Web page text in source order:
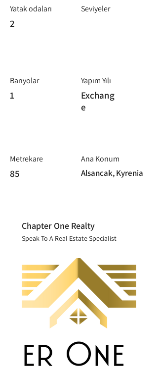
Yatak odaları
2
Banyolar
1
Metrekare
85
Seviyeler
Yapım Yılı
Exchang
e
Ana Konum
Alsancak, Kyrenia
Chapter One Realty
Speak To A Real Estate Specialist